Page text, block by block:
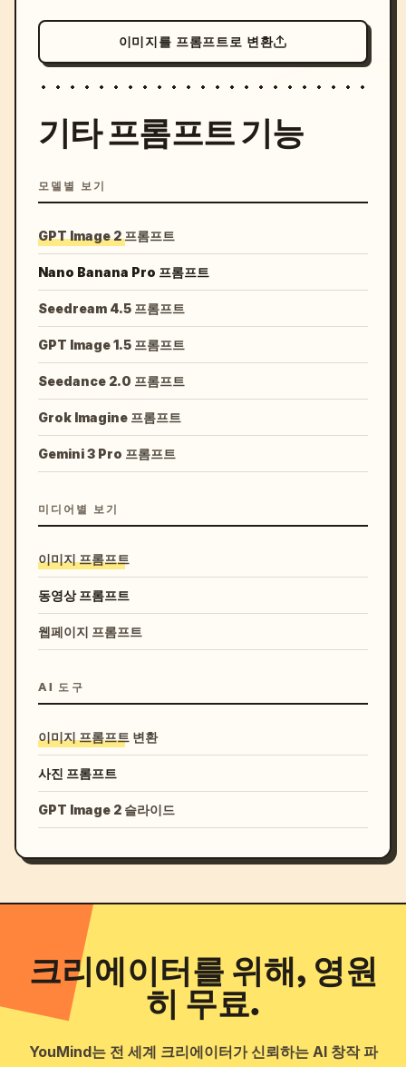
이미지를 프롬프트로 변환
기타 프롬프트 기능
모델별 보기
GPT Image 2 프롬프트
Nano Banana Pro 프롬프트
Seedream 4.5 프롬프트
GPT Image 1.5 프롬프트
Seedance 2.0 프롬프트
Grok Imagine 프롬프트
Gemini 3 Pro 프롬프트
미디어별 보기
이미지 프롬프트
동영상 프롬프트
웹페이지 프롬프트
AI 도구
이미지 프롬프트 변환
사진 프롬프트
GPT Image 2 슬라이드
크리에이터를 위해, 영원
히 무료.
YouMind는 전 세계 크리에이터가 신뢰하는 AI 창작 파